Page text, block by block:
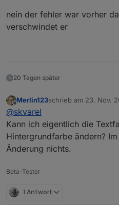
hier triggere ich
Da steh extra 'Finger
Fehler durch deine
leider nicht helfen.
nein der fehler war vorher
verschwindet er
20 Tagen später
Offline
Merlin123schrieb am 23. Nov.
zuletzt editiert von
@skvarel
Kann ich eigentlich die
Hintergrundfarbe ändern?
Änderung nichts.
Beta-Tester
1 Antwort